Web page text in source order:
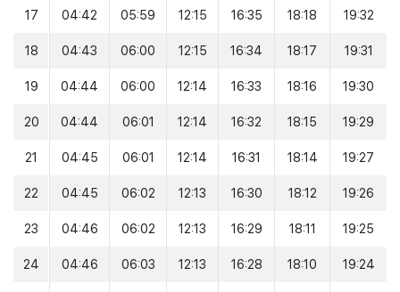
17 04:42 05:59 12:15 16:35 18:18 19:32
18 04:43 06:00 12:15 16:34 18:17 19:31
19 04:44 06:00 12:14 16:33 18:16 19:30
20 04:44 06:01 12:14 16:32 18:15 19:29
21 04:45 06:01 12:14 16:31 18:14 19:27
22 04:45 06:02 12:13 16:30 18:12 19:26
23 04:46 06:02 12:13 16:29 18:11 19:25
24 04:46 06:03 12:13 16:28 18:10 19:24